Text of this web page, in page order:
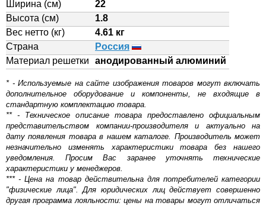
Ширина (см)
22
Высота (см)
1.8
Вес нетто (кг)
4.61 кг
Страна
Россия
Материал решетки
aнодированный алюминий
* - Используемые на сайте изображения товаров могут включать
дополнительное оборудование и компоненты, не входящие в
стандартную комплектацию товара.
** - Техническое описание товара предоставлено официальным
представительством компании-производителя и актуально на
дату появления товара в нашем каталоге. Производитель может
незначительно изменять характеристики товара без нашего
уведомления. Просим Вас заранее уточнять технические
характеристики у менеджеров.
*** - Цена на товар действительна для потребителей категории
"физические лица". Для юридических лиц действует совершенно
другая программа лояльности: цены на товары могут отличаться